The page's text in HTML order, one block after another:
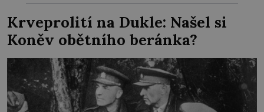
Uvězněný kněz zde mlčky sedí na podlaze s
blaženým výrazem. Esesáci by ale rádi do
kobky hodili další nebožáky, […]
Krveprolití na Dukle: Našel si
Koněv obětního beránka?